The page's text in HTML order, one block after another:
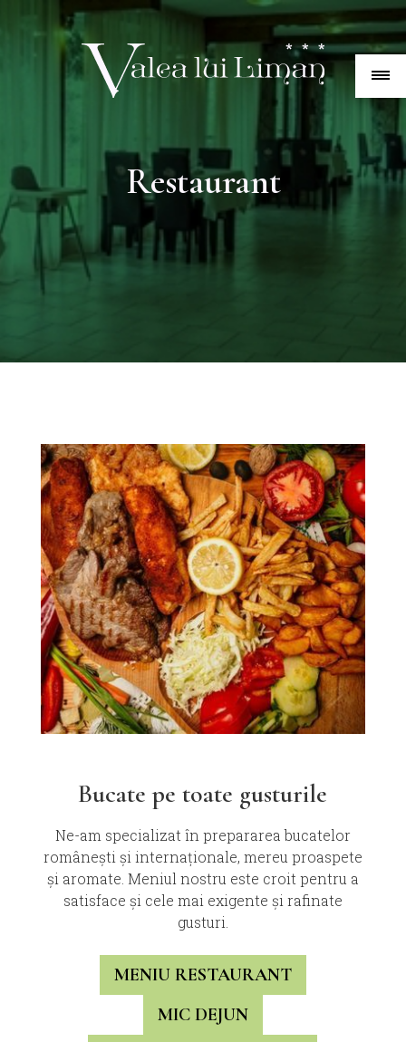
Restaurant
Bucate pe toate gusturile
Ne-am specializat în prepararea bucatelor
românești și internaționale, mereu proaspete
și aromate. Meniul nostru este croit pentru a
satisface și cele mai exigente și rafinate
gusturi.
MENIU RESTAURANT
MIC DEJUN